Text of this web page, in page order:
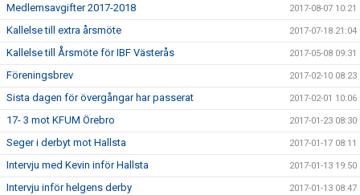
Medlemsavgifter 2017-2018 2017-08-07 10:21
Kallelse till extra årsmöte 2017-07-18 21:04
Kallelse till Årsmöte för IBF Västerås 2017-05-08 09:31
Föreningsbrev 2017-02-10 08:23
Sista dagen för övergångar har passerat 2017-02-01 10:06
17- 3 mot KFUM Örebro 2017-01-23 08:30
Seger i derbyt mot Hallsta 2017-01-17 08:11
Intervju med Kevin inför Hallsta 2017-01-13 19:50
Intervju inför helgens derby 2017-01-13 08:47